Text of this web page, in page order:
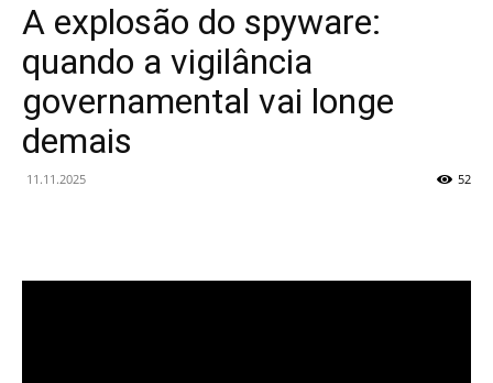
A explosão do spyware:
quando a vigilância
governamental vai longe
demais
11.11.2025 52